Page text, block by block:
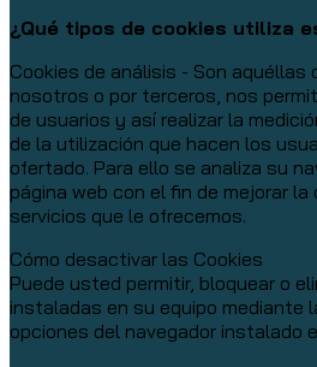
¿Qué tipos de cookies utiliza
Cookies de análisis - Son
nosotros o por terceros, nos
de usuarios y así realizar la
de la utilización que hacen los
ofertado. Para ello se analiza su
página web con el fin de mejorar
servicios que le ofrecemos.
Cómo desactivar las Cookies
Puede usted permitir, bloquear o
instaladas en su equipo mediante
opciones del navegador instalado